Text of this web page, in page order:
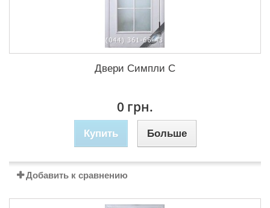
Двери Симпли C
0 грн.
Купить Больше
Добавить к сравнению